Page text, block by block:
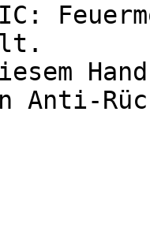
Anti-